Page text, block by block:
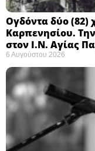
Ογδόντα δύο (82)
Καρπενησίου.
στον Ι.Ν. Αγίας
6 Αυγούστου 2026